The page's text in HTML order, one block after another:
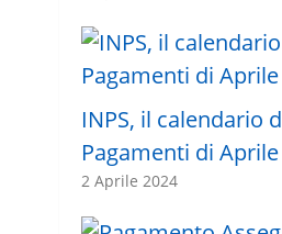
INPS, il calendario
Pagamenti di
2 Aprile 2024